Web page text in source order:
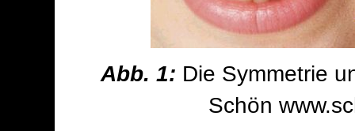
Abb. 1: Die Symmetrie
Schön